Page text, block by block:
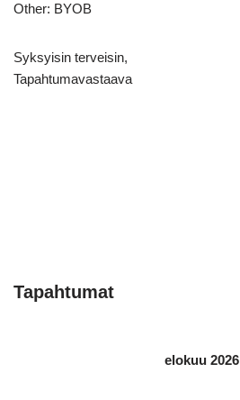
Other: BYOB
Syksyisin terveisin,
Tapahtumavastaava
Tapahtumat
elokuu 2026